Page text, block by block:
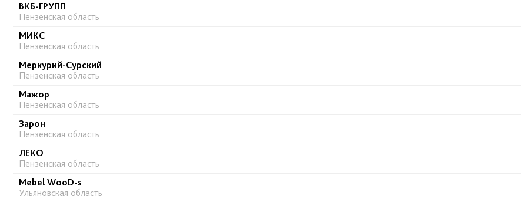
ВКБ-ГРУПП
Пензенская область
МИКС
Пензенская область
Меркурий-Сурский
Пензенская область
Мажор
Пензенская область
Зарон
Пензенская область
ЛЕКО
Пензенская область
Mebel WooD-s
Ульяновская область